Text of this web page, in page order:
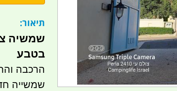
תיאור:
שמשיה
בטבע
הרכבה
שמשייה חדשנית